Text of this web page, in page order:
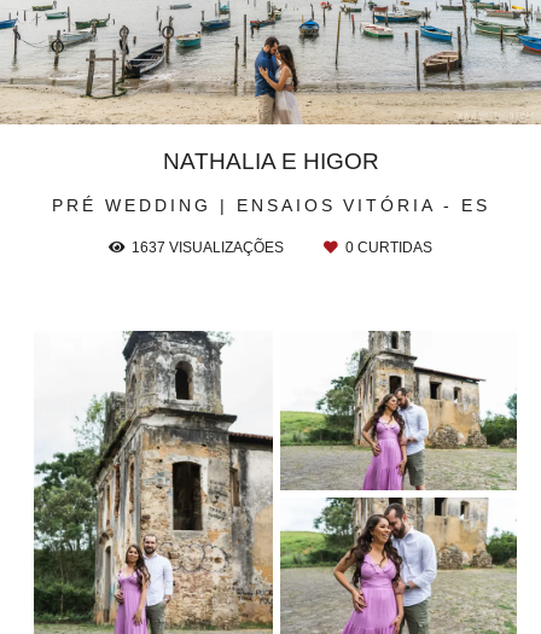
PRÉ WEDDING | ENSAIOS VITÓRIA - ES
NATHALIA E HIGOR
1637 VISUALIZAÇÕES 0 CURTIDAS